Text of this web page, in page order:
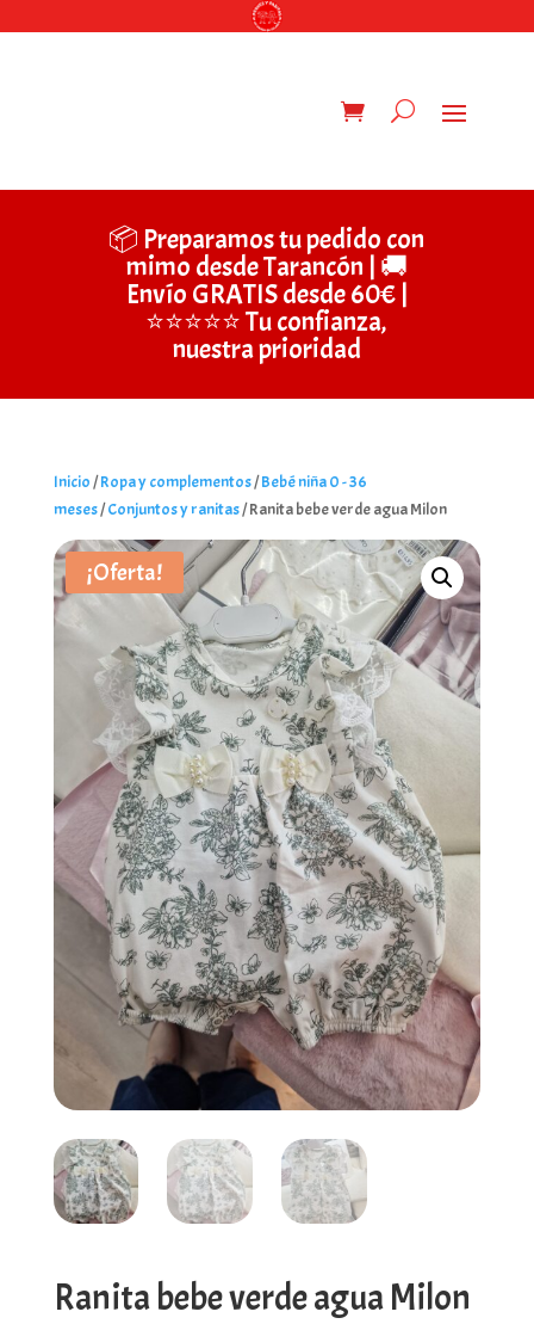
📦 Preparamos tu pedido con
mimo desde Tarancón | 🚚
Envío GRATIS desde 60€ |
⭐⭐⭐⭐⭐ Tu confianza,
nuestra prioridad
Inicio/Ropa y complementos/Bebé niña 0 - 36
meses/Conjuntos y ranitas/ Ranita bebe verde agua Milon
¡Oferta!
Ranita bebe verde agua Milon